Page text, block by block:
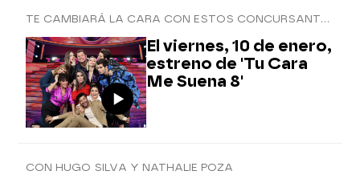
TE CAMBIARÁ LA CARA CON ESTOS CONCURSANTES
El viernes, 10 de enero,
estreno de 'Tu Cara
Me Suena 8'
CON HUGO SILVA Y NATHALIE POZA